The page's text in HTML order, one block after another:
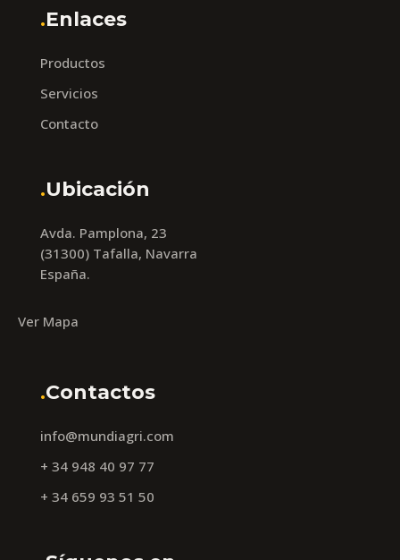
.Enlaces
Productos
Servicios
Contacto
.Ubicación
Avda. Pamplona, 23
(31300) Tafalla, Navarra
España.
Ver Mapa
.Contactos
info@mundiagri.com
+ 34 948 40 97 77
+ 34 659 93 51 50